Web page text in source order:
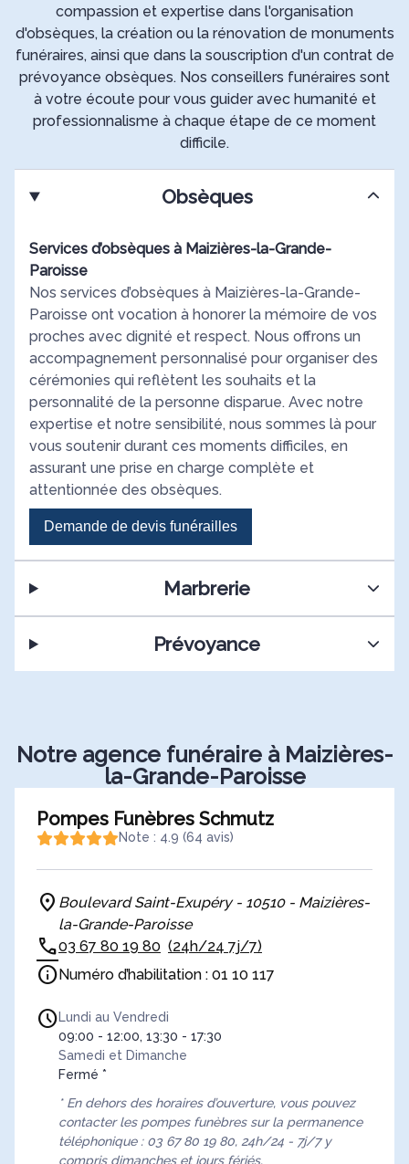
compassion et expertise dans l'organisation
d'obsèques, la création ou la rénovation de monuments
funéraires, ainsi que dans la souscription d'un contrat de
prévoyance obsèques. Nos conseillers funéraires sont
à votre écoute pour vous guider avec humanité et
professionnalisme à chaque étape de ce moment
difficile.
Obsèques
Services d’obsèques à Maizières-la-Grande-
Paroisse
Nos services d’obsèques à Maizières-la-Grande-
Paroisse ont vocation à honorer la mémoire de vos
proches avec dignité et respect. Nous offrons un
accompagnement personnalisé pour organiser des
cérémonies qui reflètent les souhaits et la
personnalité de la personne disparue. Avec notre
expertise et notre sensibilité, nous sommes là pour
vous soutenir durant ces moments difficiles, en
assurant une prise en charge complète et
attentionnée des obsèques.
Demande de devis funérailles
Marbrerie
Prévoyance
Notre agence funéraire à Maizières-
la-Grande-Paroisse
Pompes Funèbres Schmutz
Note : 4.9 (64 avis)
Boulevard Saint-Exupéry - 10510 - Maizières-
la-Grande-Paroisse
03 67 80 19 80 (24h/24 7j/7)
Numéro d’habilitation : 01 10 117
Lundi au Vendredi
09:00 - 12:00, 13:30 - 17:30
Samedi et Dimanche
Fermé *
* En dehors des horaires d’ouverture, vous pouvez
contacter les pompes funèbres sur la permanence
téléphonique : 03 67 80 19 80, 24h/24 - 7j/7 y
compris dimanches et jours fériés.